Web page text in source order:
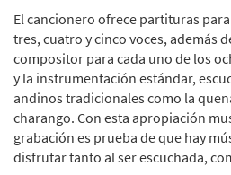
El cancionero ofrece partituras
tres, cuatro y cinco voces, además
compositor para cada uno de los
y la instrumentación estándar,
andinos tradicionales como la
charango. Con esta apropiación
grabación es prueba de que hay
disfrutar tanto al ser escuchada,